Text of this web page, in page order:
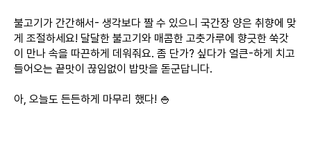
불고기가 간간해서- 생각보다 짤 수 있으니 국간장 양은 취향에 맞
게 조절하세요! 달달한 불고기와 매콤한 고춧가루에 향긋한 쑥갓
이 만나 속을 따끈하게 데워줘요. 좀 단가? 싶다가 얼큰-하게 치고
들어오는 끝맛이 끊임없이 밥맛을 돋군답니다.
아, 오늘도 든든하게 마무리 했다! 🍚